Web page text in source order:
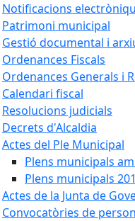
Notificacions
Patrimoni municipal
Gestió documental i
Ordenances Fiscals
Ordenances Generals i
Calendari fiscal
Resolucions judicials
Decrets d'Alcaldia
Actes del Ple Municipal
Plens municipals
Plens municipals
Actes de la Junta de
Convocatòries de